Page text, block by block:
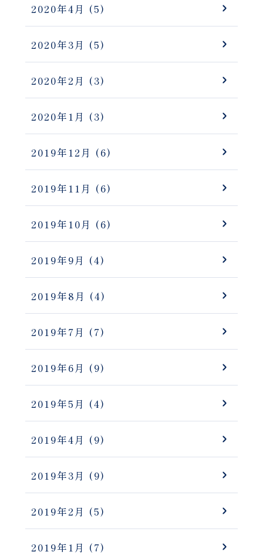
2020年4月 (5)
2020年3月 (5)
2020年2月 (3)
2020年1月 (3)
2019年12月 (6)
2019年11月 (6)
2019年10月 (6)
2019年9月 (4)
2019年8月 (4)
2019年7月 (7)
2019年6月 (9)
2019年5月 (4)
2019年4月 (9)
2019年3月 (9)
2019年2月 (5)
2019年1月 (7)